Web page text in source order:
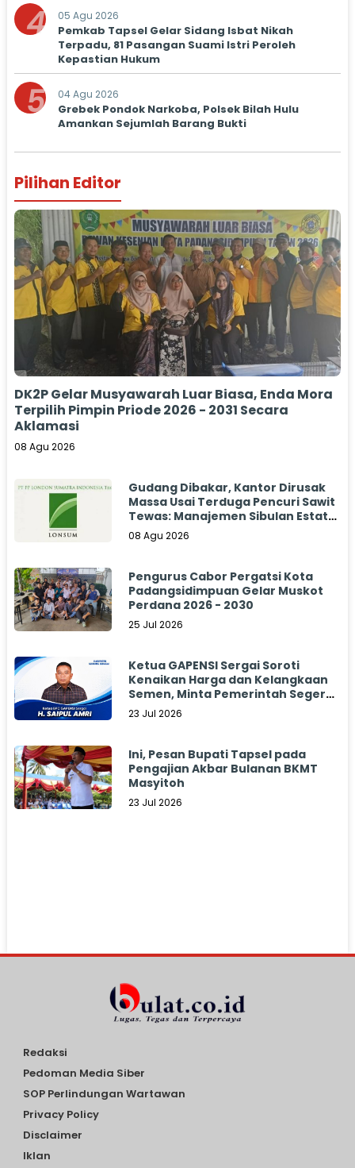
4 05 Agu 2026
Pemkab Tapsel Gelar Sidang Isbat Nikah
Terpadu, 81 Pasangan Suami Istri Peroleh
Kepastian Hukum
5 04 Agu 2026
Grebek Pondok Narkoba, Polsek Bilah Hulu
Amankan Sejumlah Barang Bukti
Pilihan Editor
DK2P Gelar Musyawarah Luar Biasa, Enda Mora
Terpilih Pimpin Priode 2026 - 2031 Secara
Aklamasi
08 Agu 2026
Gudang Dibakar, Kantor Dirusak
Massa Usai Terduga Pencuri Sawit
Tewas: Manajemen Sibulan Estate
Bungkam
08 Agu 2026
Pengurus Cabor Pergatsi Kota
Padangsidimpuan Gelar Muskot
Perdana 2026 - 2030
25 Jul 2026
Ketua GAPENSI Sergai Soroti
Kenaikan Harga dan Kelangkaan
Semen, Minta Pemerintah Segera
Bertindak
23 Jul 2026
Ini, Pesan Bupati Tapsel pada
Pengajian Akbar Bulanan BKMT
Masyitoh
23 Jul 2026
Redaksi
Pedoman Media Siber
SOP Perlindungan Wartawan
Privacy Policy
Disclaimer
Iklan